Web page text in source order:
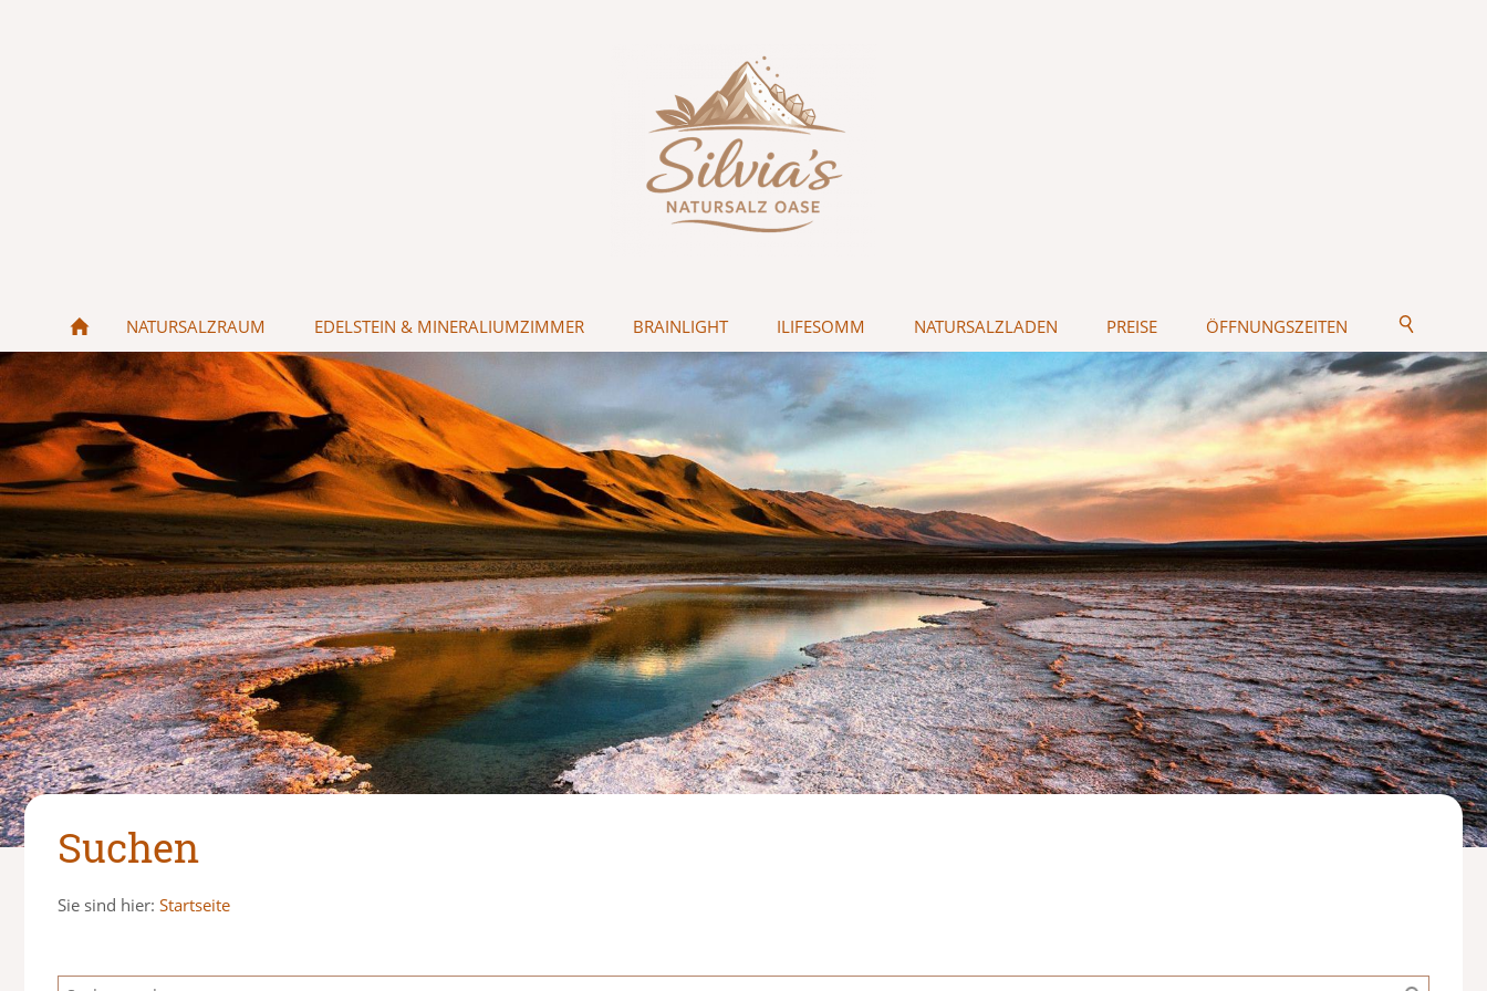
NATURSALZRAUM EDELSTEIN & MINERALIUMZIMMER BRAINLIGHT ILIFESOMM NATURSALZLADEN PREISE ÖFFNUNGSZEITEN
Suchen
Sie sind hier: Startseite